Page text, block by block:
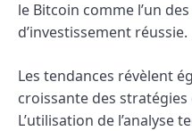
le Bitcoin comme l’un
d’investissement réussie.
Les tendances révèlent
croissante des stratégies
L’utilisation de l’analyse